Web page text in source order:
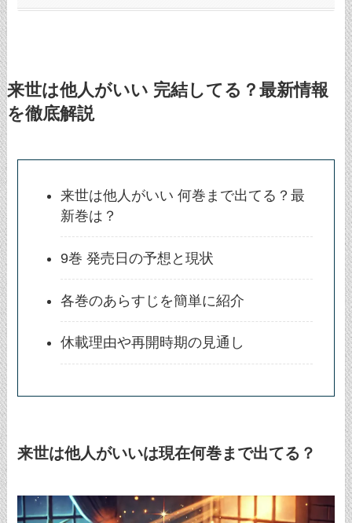
来世は他人がいい 完結してる？最新情報
を徹底解説
来世は他人がいい 何巻まで出てる？最
新巻は？
9巻 発売日の予想と現状
各巻のあらすじを簡単に紹介
休載理由や再開時期の見通し
来世は他人がいいは現在何巻まで出てる？